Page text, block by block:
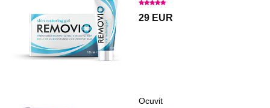
29 EUR
Ocuvit